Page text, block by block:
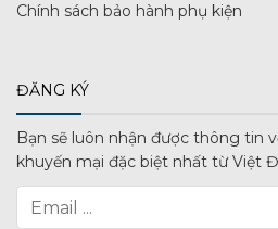
Chính sách bảo hành phụ kiện
ĐĂNG KÝ
Bạn sẽ luôn nhận được thông tin
khuyến mại đặc biệt nhất từ Việt